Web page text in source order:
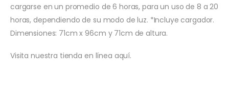
cargarse en un promedio de 6 horas, para un uso de 8 a 20
horas, dependiendo de su modo de luz. *Incluye cargador.
Dimensiones: 71cm x 96cm y 71cm de altura.
Visita nuestra tienda en línea aquí.